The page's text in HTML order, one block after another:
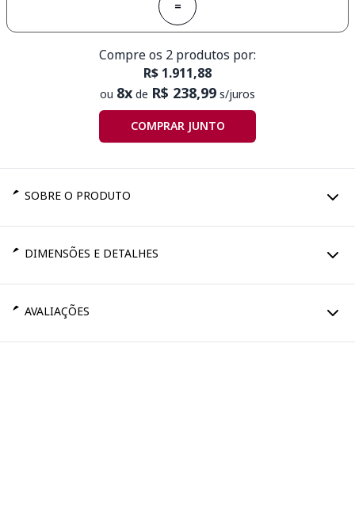
=
Compre os 2 produtos por:
R$ 1.911,88
ou 8x de R$ 238,99 s/juros
COMPRAR JUNTO
SOBRE O PRODUTO
DIMENSÕES E DETALHES
AVALIAÇÕES